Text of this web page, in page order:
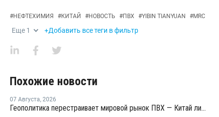
#НЕФТЕХИМИЯ #КИТАЙ #НОВОСТЬ #ПВХ #YIBIN TIANYUAN #MRC
Еще 1 +Добавить все теги в фильтр
Похожие новости
07 Августа, 2026
Геополитика перестраивает мировой рынок ПВХ — Китай лидирует в экспорте